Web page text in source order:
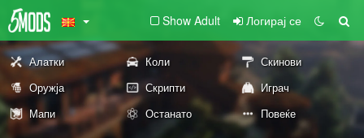
Show Adult Логирај се
Алатки Коли
Скинови
Оружја
Скрипти
Играч
Мапи
Останато Повеќе